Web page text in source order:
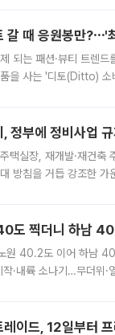
갈 때 응원봉만?⋯'
되는 패션·뷰티 트렌
을 사는 '디토(Ditto) 소
, 정부에 정비사업
택실장, 재개발·재건축
방침을 거듭 강조한 가
도 찍더니 하남
원 40.2도 이어 하남
작·내륙 소나기…무더위
레이드, 12일부터